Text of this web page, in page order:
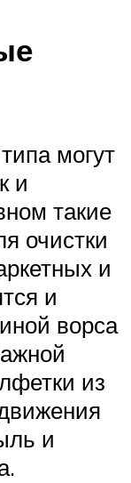
могут
и
такие
очистки
и
и
ворса
из
и